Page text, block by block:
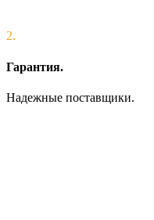
2.
Гарантия.
Надежные поставщики.